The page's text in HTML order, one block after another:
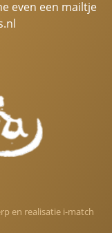
even een mailtje
en realisatie i-match